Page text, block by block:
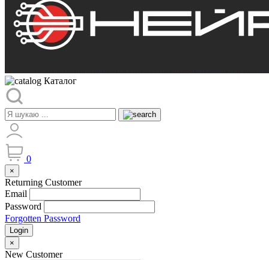
Каталог
0
×
Returning Customer
Email
Password
Forgotten Password
Login
×
New Customer